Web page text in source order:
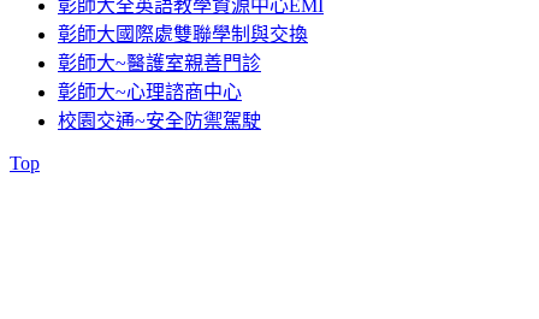
彰師大全英語教學資源中心EMI
彰師大國際處雙聯學制與交換
彰師大~醫護室親善門診
彰師大~心理諮商中心
校園交通~安全防禦駕駛
Top